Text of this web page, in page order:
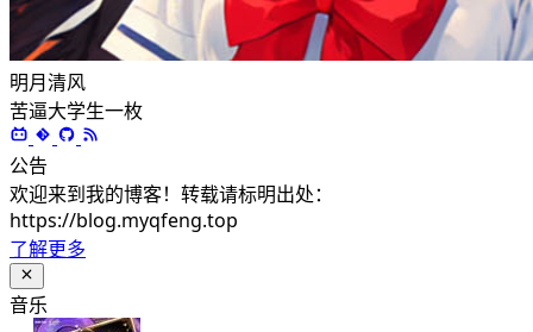
明月清风
苦逼大学生一枚
公告
欢迎来到我的博客！转载请标明出处：
https://blog.myqfeng.top
了解更多
音乐